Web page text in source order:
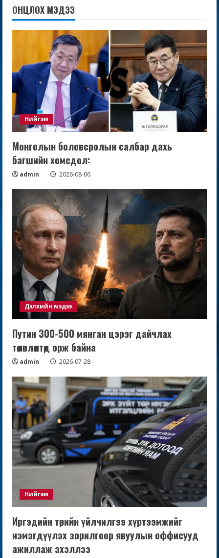
ОНЦЛОХ МЭДЭЭ
Нийгэм
Монголын боловсролын салбар дахь
багшийн хомсдол:
admin 2026-08-06
Дэлхийн мэдээ
Путин 300-500 мянган цэрэг дайчлах
төлөвлөлтөд орж байна
admin 2026-07-28
Нийгэм
Иргэдийн төрийн үйлчилгээ хүртээмжийг
нэмэгдүүлэх зорилгоор явуулын оффисууд
ажиллаж эхэллээ